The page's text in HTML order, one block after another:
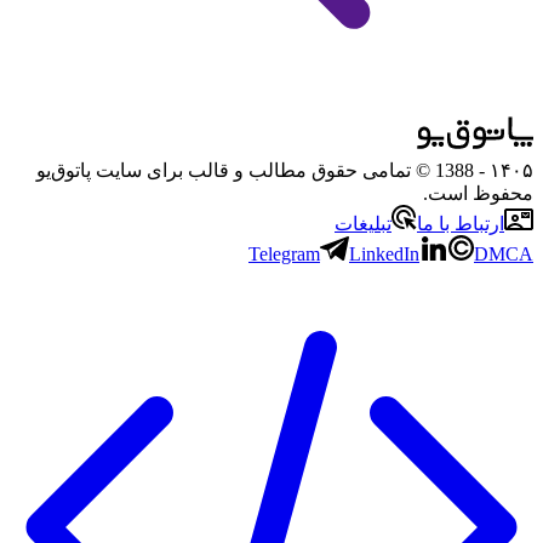
۱۴۰۵
- 1388 © تمامی حقوق مطالب و قالب برای سایت پاتوق‌یو
محفوظ است.
ارتباط با ما
تبلیغات
Telegram
LinkedIn DMCA